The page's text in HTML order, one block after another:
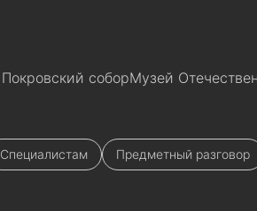
Покровский соборМузей
Специалистам Предметный разговор